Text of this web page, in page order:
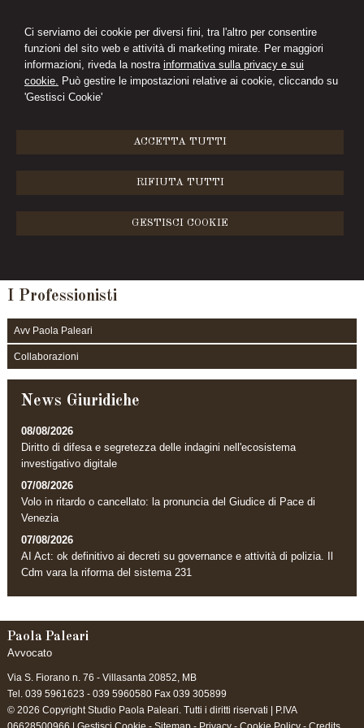
Ci serviamo dei cookie per diversi fini, tra l'altro per consentire
funzioni del sito web e attività di marketing mirate. Per maggiori
informazioni, riveda la nostra informativa sulla privacy e sui
cookie. Può gestire le impostazioni relative ai cookie, cliccando su
'Gestisci Cookie'
ACCETTA TUTTI
RIFIUTA TUTTI
GESTISCI COOKIE
PAOLA PALEARI
AVVOCATO
I Professionisti
Avv Paola Paleari
Collaborazioni
News Giuridiche
08/08/2026
Diritto di difesa e segretezza delle indagini nell'ecosistema
investigativo digitale
07/08/2026
Volo in ritardo o cancellato: la pronuncia del Giudice di Pace di
Venezia
07/08/2026
AI Act: ok definitivo ai decreti su governance e attività di polizia. Il
Cdm vara la riforma del sistema 231
Paola Paleari
Avvocato
Via S. Fiorano n. 76 - Villasanta 20852, MB
Tel. 039 5961623 - 039 5960580Fax 039 305899
© 2026 Copyright Studio Paola Paleari. Tutti i diritti riservati | P.IVA